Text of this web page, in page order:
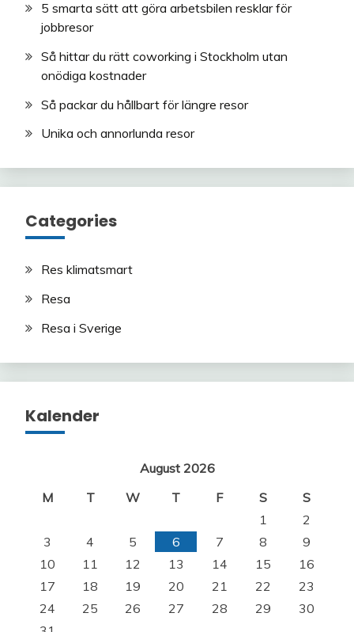
5 smarta sätt att göra arbetsbilen resklar för
jobbresor
Så hittar du rätt coworking i Stockholm utan
onödiga kostnader
Så packar du hållbart för längre resor
Unika och annorlunda resor
Categories
Res klimatsmart
Resa
Resa i Sverige
Kalender
August 2026
M
T W T F S
S
1
2
3
4 5 6 7 8
9
10
11 12 13 14 15
16
17
18 19 20 21 22
23
24
25 26 27 28 29
30